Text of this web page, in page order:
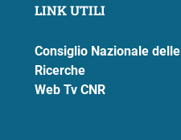
LINK UTILI
Consiglio Nazionale delle
Ricerche
Web Tv CNR